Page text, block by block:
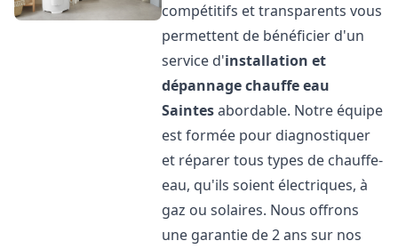
compétitifs et transparents vous
permettent de bénéficier d'un
service d'installation et
dépannage chauffe eau
Saintesabordable. Notre équipe
est formée pour diagnostiquer
et réparer tous types de chauffe-
eau, qu'ils soient électriques, à
gaz ou solaires. Nous offrons
une garantie de 2 ans sur nos